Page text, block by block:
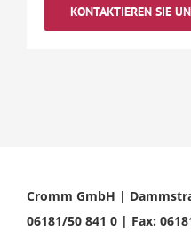
KONTAKTIEREN SIE
Cromm GmbH |
06181/50 841 0 | Fax: